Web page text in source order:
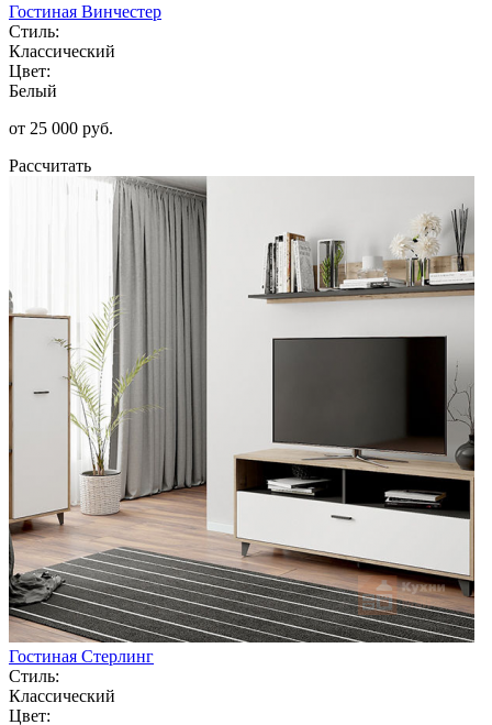
Гостиная Винчестер
Стиль:
Классический
Цвет:
Белый
от 25 000 руб.
Рассчитать
Гостиная Стерлинг
Стиль:
Классический
Цвет: